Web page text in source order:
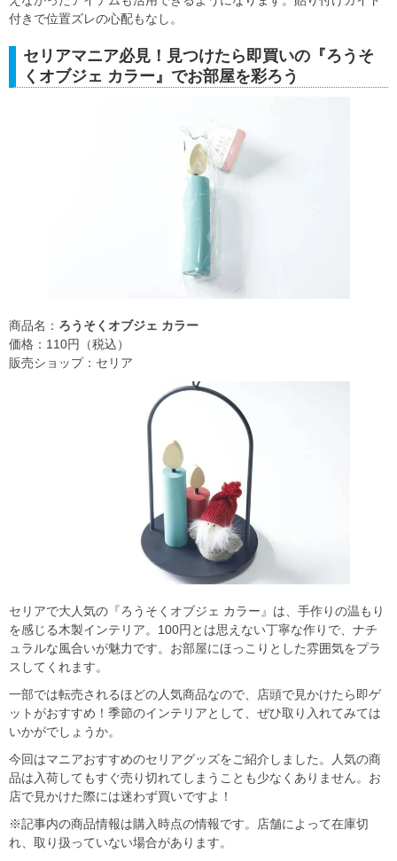
付きで位置ズレの心配もなし。
セリアマニア必見！見つけたら即買いの『ろうそ
くオブジェ カラー』でお部屋を彩ろう
商品名： ろうそくオブジェ カラー
価格：110円（税込）
販売ショップ：セリア
セリアで大人気の『ろうそくオブジェ カラー』は、手作りの温もり
を感じる木製インテリア。100円とは思えない丁寧な作りで、ナチ
ュラルな風合いが魅力です。お部屋にほっこりとした雰囲気をプラ
スしてくれます。
一部では転売されるほどの人気商品なので、店頭で見かけたら即ゲ
ットがおすすめ！季節のインテリアとして、ぜひ取り入れてみては
いかがでしょうか。
今回はマニアおすすめのセリアグッズをご紹介しました。人気の商
品は入荷してもすぐ売り切れてしまうことも少なくありません。お
店で見かけた際には迷わず買いですよ！
※記事内の商品情報は購入時点の情報です。店舗によって在庫切
れ、取り扱っていない場合があります。